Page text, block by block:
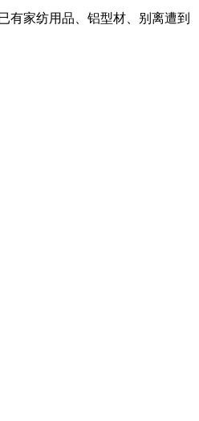
家纺用品、铝型材、别离遭到